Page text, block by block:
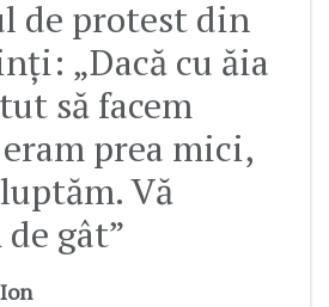
de protest din
„Dacă cu ăia
să facem
prea mici,
Vă
gât”